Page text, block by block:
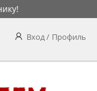
Вход Профиль